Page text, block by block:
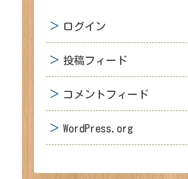
ログイン
投稿フィード
コメントフィード
WordPress.org